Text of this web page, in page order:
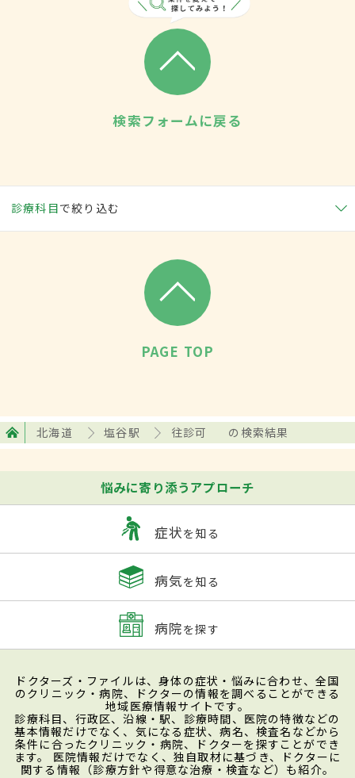
検索フォームに戻る
診療科目で絞り込む
PAGE TOP
北海道 塩谷駅 往診可 の検索結果
悩みに寄り添うアプローチ
症状を知る
病気を知る
病院を探す
ドクターズ・ファイルは、身体の症状・悩みに合わせ、全国
のクリニック・病院、ドクターの情報を調べることができる
地域医療情報サイトです。
診療科目、行政区、沿線・駅、診療時間、医院の特徴などの
基本情報だけでなく、気になる症状、病名、検査名などから
条件に合ったクリニック・病院、ドクターを探すことができ
ます。 医院情報だけでなく、独自取材に基づき、ドクターに
関する情報（診療方針や得意な治療・検査など）も紹介。